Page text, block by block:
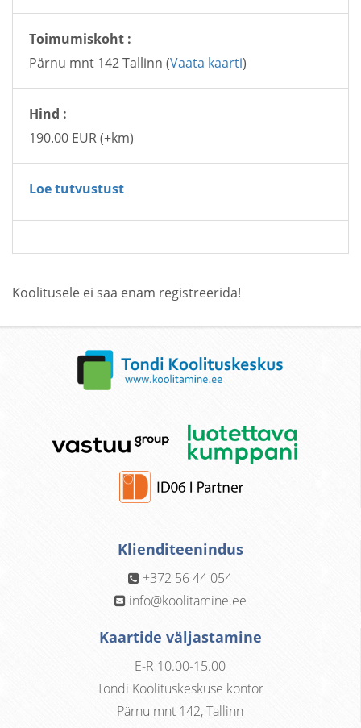
Toimumiskoht :
Pärnu mnt 142 Tallinn (Vaata kaarti)
Hind :
190.00 EUR (+km)
Loe tutvustust
Koolitusele ei saa enam registreerida!
Klienditeenindus
+372 56 44 054
info@koolitamine.ee
Kaartide väljastamine
E-R 10.00-15.00
Tondi Koolituskeskuse kontor
Pärnu mnt 142, Tallinn